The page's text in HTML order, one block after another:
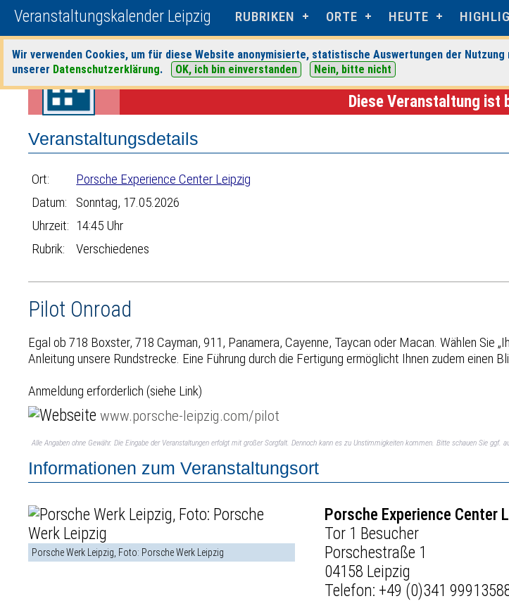
Veranstaltungskalender Leipzig RUBRIKEN ORTE HEUTE
Wir verwenden Cookies, um für diese Website anonymisierte, statistische Auswertungen der
unserer Datenschutzerklärung. OK, ich bin einverstanden Nein, bitte nicht
Startseite>Veranstaltungen>Suche> Verschiedenes>Porsche Experience Center Leipzig
Diese Veranstaltung ist
Veranstaltungsdetails
Ort:
Porsche Experience Center Leipzig
Datum:
Sonntag, 17.05.2026
Uhrzeit: 14:45 Uhr
Rubrik:
Verschiedenes
Pilot Onroad
Egal ob 718 Boxster, 718 Cayman, 911, Panamera, Cayenne, Taycan oder Macan. Wählen Sie
Anleitung unsere Rundstrecke. Eine Führung durch die Fertigung ermöglicht Ihnen zudem einen
Anmeldung erforderlich (siehe Link)
www.porsche-leipzig.com/pilot
Alle Angaben ohne Gewähr. Die Eingabe der Veranstaltungen erfolgt mit großer Sorgfalt. Dennoch kann es zu Unstimmigkeiten kommen. Bitte schauen Sie ggf.
Informationen zum Veranstaltungsort
Porsche Werk Leipzig, Foto: Porsche Werk Leipzig
Porsche Experience Center
Tor 1 Besucher
Porschestraße 1
04158 Leipzig
Telefon: +49 (0)341